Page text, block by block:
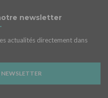
newsletter
actualités directement dans